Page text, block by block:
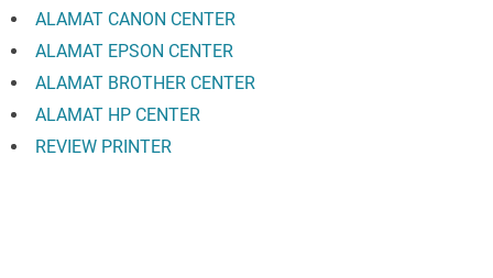
ALAMAT CANON CENTER
ALAMAT EPSON CENTER
ALAMAT BROTHER CENTER
ALAMAT HP CENTER
REVIEW PRINTER